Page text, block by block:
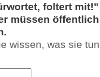
foltert
müssen
wissen, was sie tun